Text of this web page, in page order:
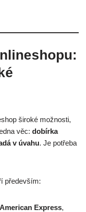
široké možnosti,
věc: dobírka
v úvahu. Je potřeba
především:
Express,